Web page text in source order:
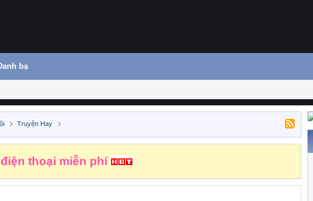
bạ
Truyện Hay
thoại miễn phí